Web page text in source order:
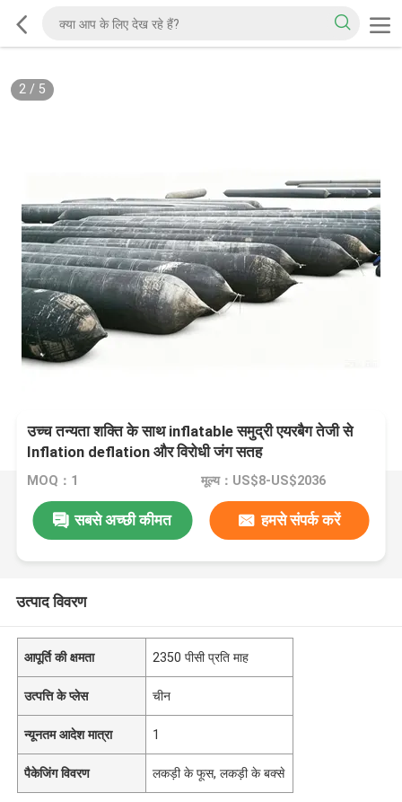
2/ 5
उच्च तन्यता शक्ति के साथ inflatable समुद्री एयरबैग तेजी से
Inflation deflation और विरोधी जंग सतह
MOQ：1 मूल्य：US$8-US$2036
सबसे अच्छी कीमत हमसे संपर्क करें
उत्पाद विवरण
आपूर्ति की क्षमता 2350 पीसी प्रति माह
उत्पत्ति के प्लेस चीन
न्यूनतम आदेश मात्रा 1
पैकेजिंग विवरण लकड़ी के फूस, लकड़ी के बक्से